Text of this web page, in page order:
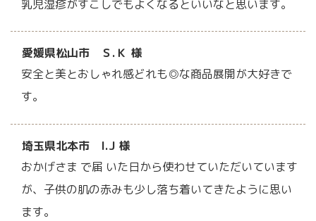
乳児湿疹がすこしでもよくなるといいなと思います。
愛媛県松山市 Ｓ.Ｋ 様
安全と美とおしゃれ感どれも◎な商品展開が大好きで
す。
埼玉県北本市 I.J 様
おかげさま で届 いた日から使わせていただいています
が、子供の肌の赤みも少し落ち着いてきたように思い
ます。